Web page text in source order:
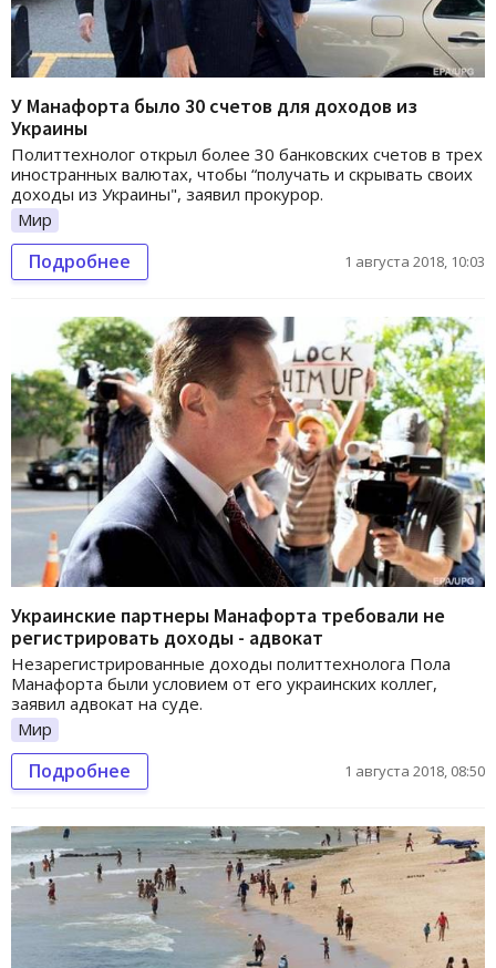
У Манафорта было 30 счетов для доходов из
Украины
Политтехнолог открыл более 30 банковских счетов в трех
иностранных валютах, чтобы “получать и скрывать своих
доходы из Украины", заявил прокурор.
Мир
Подробнее 1 августа 2018, 10:03
Украинские партнеры Манафорта требовали не
регистрировать доходы - адвокат
Незарегистрированные доходы политтехнолога Пола
Манафорта были условием от его украинских коллег,
заявил адвокат на суде.
Мир
Подробнее 1 августа 2018, 08:50